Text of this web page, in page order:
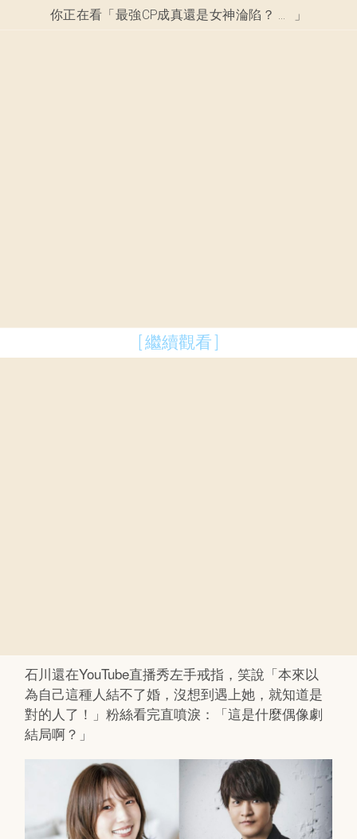
你正在看「 最強CP成真還是女神淪陷？ 內田真禮石川界人結婚內幕！ 」
[ 繼續觀看 ]
石川還在YouTube直播秀左手戒指，笑說「本來以
為自己這種人結不了婚，沒想到遇上她，就知道是
對的人了！」粉絲看完直噴淚：「這是什麼偶像劇
結局啊？」